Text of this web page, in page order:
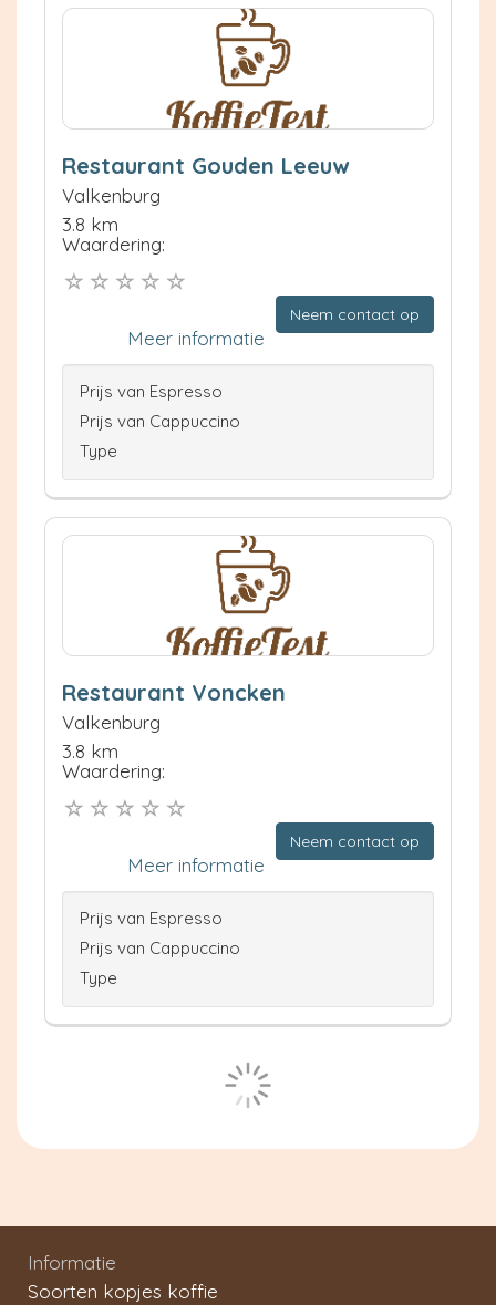
Restaurant Gouden Leeuw
Valkenburg
3.8 km
Waardering:
Neem contact op
Meer informatie
Prijs van Espresso
Prijs van Cappuccino
Type
Restaurant Voncken
Valkenburg
3.8 km
Waardering:
Neem contact op
Meer informatie
Prijs van Espresso
Prijs van Cappuccino
Type
Informatie
Soorten kopjes koffie